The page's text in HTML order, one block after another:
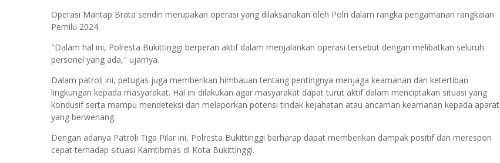
Operasi Mantap Brata sendiri merupakan operasi yang dilaksanakan oleh Polri dalam rangka pengamanan rangkaian
Pemilu 2024.
"Dalam hal ini, Polresta Bukittinggi berperan aktif dalam menjalankan operasi tersebut dengan melibatkan seluruh
personel yang ada," ujarnya.
Dalam patroli ini, petugas juga memberikan himbauan tentang pentingnya menjaga keamanan dan ketertiban
lingkungan kepada masyarakat. Hal ini dilakukan agar masyarakat dapat turut aktif dalam menciptakan situasi yang
kondusif serta mampu mendeteksi dan melaporkan potensi tindak kejahatan atau ancaman keamanan kepada aparat
yang berwenang.
Dengan adanya Patroli Tiga Pilar ini, Polresta Bukittinggi berharap dapat memberikan dampak positif dan merespon
cepat terhadap situasi Kamtibmas di Kota Bukittinggi.